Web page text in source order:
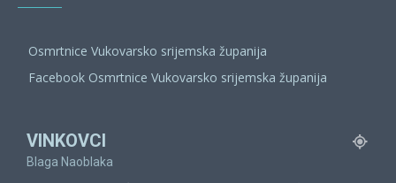
Osmrtnice Vukovarsko srijemska županija
Facebook Osmrtnice Vukovarsko srijemska županija
VINKOVCI
Blaga Naoblaka